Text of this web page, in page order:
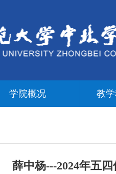
学院概况 教
薛中杨---2024年五